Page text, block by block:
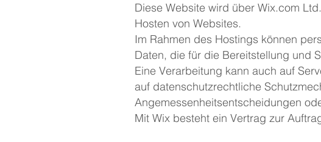
Diese Website wird über Wix.com
Hosten von Websites.
Im Rahmen des Hostings können
Daten, die für die Bereitstellung und
Eine Verarbeitung kann auch auf
auf datenschutzrechtliche
Angemessenheitsentscheidungen
Mit Wix besteht ein Vertrag zur